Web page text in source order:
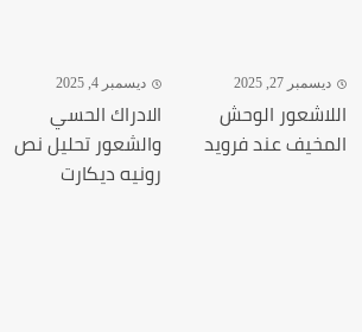
ديسمبر 27, 2025
اللاشعور الوحش
المخيف عند فرويد
ديسمبر 4, 2025
الادراك الحسي
والشعور تحليل نص
رونيه ديكارت